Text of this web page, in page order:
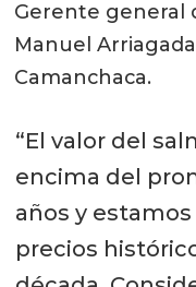
Gerente general
Manuel
Camanchaca.
“El valor del
encima del
años y
precios